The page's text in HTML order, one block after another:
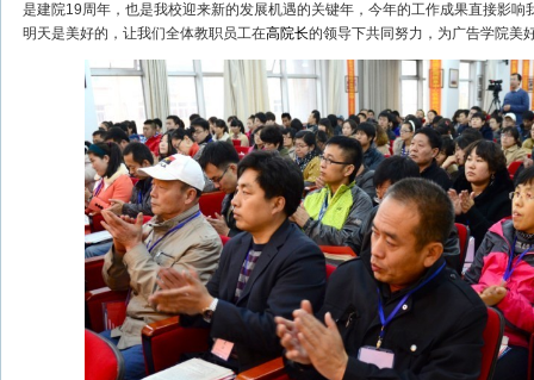
是建院19周年，也是我校迎来新的发展机遇的关键年，今年的工作成果直接影
明天是美好的，让我们全体教职员工在高院长的领导下共同努力，为广告学院美